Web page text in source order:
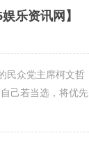
乐资讯网】
众党主席柯文哲
己若当选，将优先